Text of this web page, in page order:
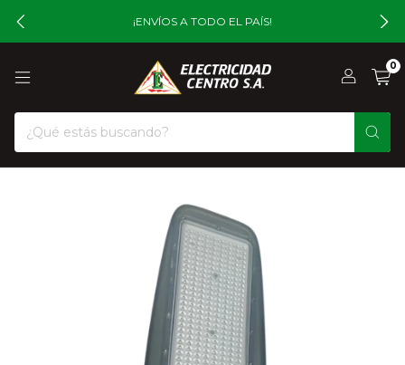
¡ENVÍOS A TODO EL PAÍS!
0